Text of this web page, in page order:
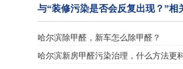
与“装修污染是否会反复出现？”相
哈尔滨除甲醛，新车怎么除甲醛？
哈尔滨新房甲醛污染治理，什么方法更